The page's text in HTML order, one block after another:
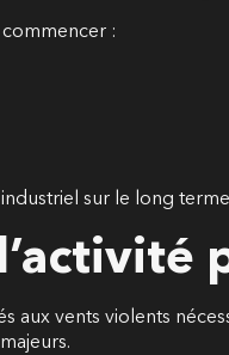
:
sur le long
aux vents violents